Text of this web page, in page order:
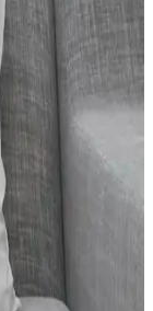
Yastık
İpuçları
tasarımlarıyla iç
uzun ömür
Yorgan ve
yorgan ve yastık
özellikleri ve